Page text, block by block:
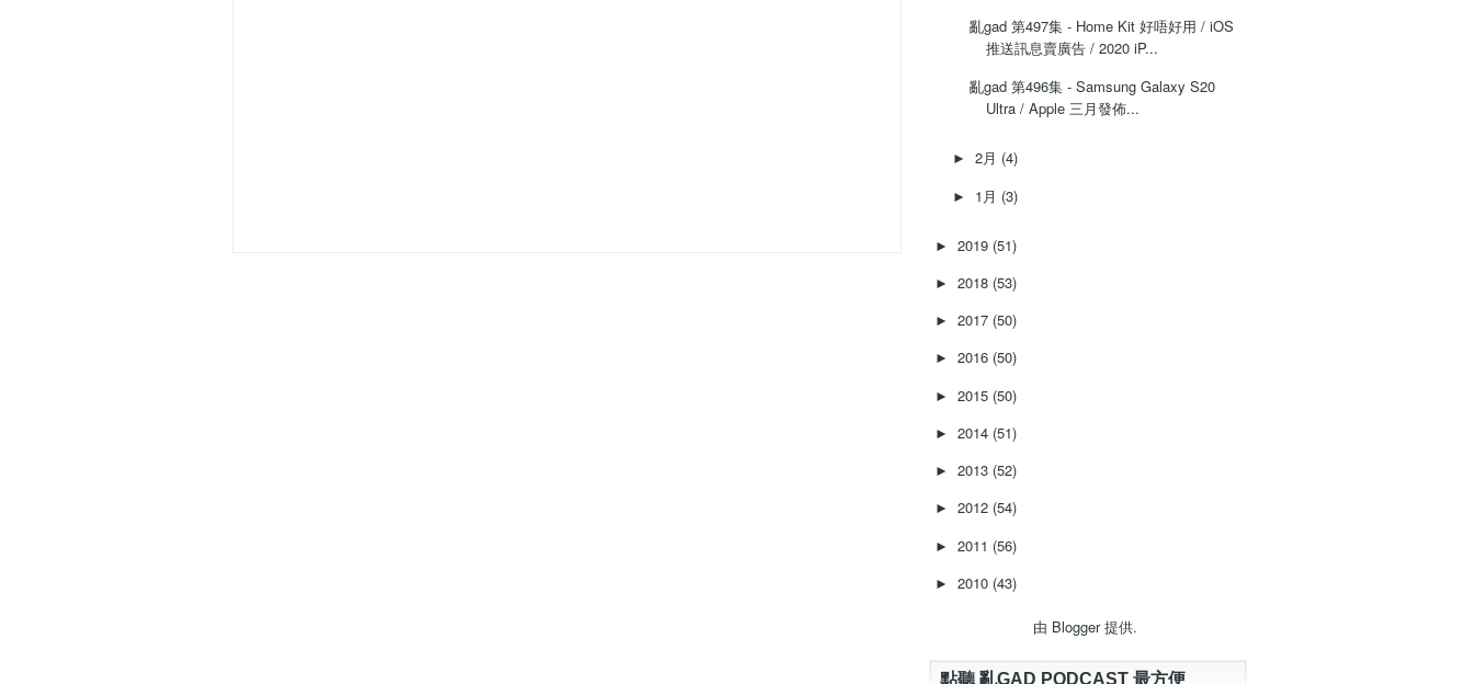
亂gad 第497集 - Home Kit 好唔好用 / iOS
推送訊息賣廣告 / 2020 iP...
亂gad 第496集 - Samsung Galaxy S20
Ultra / Apple 三月發佈...
► 2月 (4)
► 1月 (3)
► 2019 (51)
► 2018 (53)
► 2017 (50)
► 2016 (50)
► 2015 (50)
► 2014 (51)
► 2013 (52)
► 2012 (54)
► 2011 (56)
► 2010 (43)
由 Blogger提供.
點聽 亂GAD PODCAST 最方便